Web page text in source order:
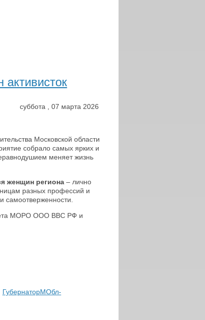
суббота 07 марта 2026
Московской области
собрало самых ярких и
меняет жизнь
женщин региона– лично
разных профессий и
самоотверженности.
МОРО ООО ВВС РФ и
ГубернаторМОбл-